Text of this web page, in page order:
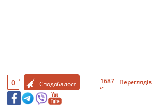
0 Сподобалося 1687 Переглядів